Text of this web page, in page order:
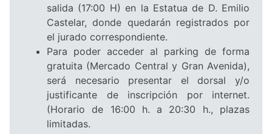
salida (17:00 H) en la Estatua de D. Emilio
Castelar, donde quedarán registrados por
el jurado correspondiente.
Para poder acceder al parking de forma
gratuita (Mercado Central y Gran Avenida),
será necesario presentar el dorsal y/o
justificante de inscripción por internet.
(Horario de 16:00 h. a 20:30 h., plazas
limitadas.